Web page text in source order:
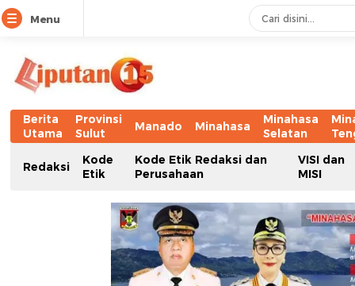
Menu
Berita
Utama
Provinsi
Sulut
Manado Minahasa
Minahasa
Selatan
Redaksi
Kode
Etik
Kode Etik Redaksi dan
Perusahaan
VISI dan
MISI